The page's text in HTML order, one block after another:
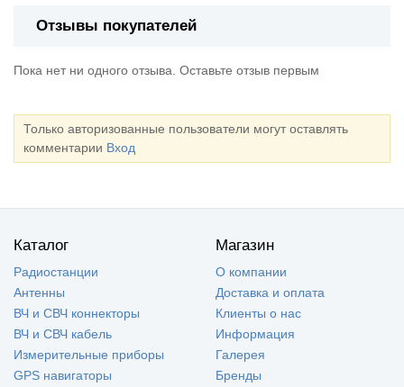
Отзывы покупателей
Пока нет ни одного отзыва. Оставьте отзыв первым
Только авторизованные пользователи могут оставлять
комментарии Вход
Каталог
Радиостанции
Антенны
ВЧ и СВЧ коннекторы
ВЧ и СВЧ кабель
Измерительные приборы
GPS навигаторы
Магазин
О компании
Доставка и оплата
Клиенты о нас
Информация
Галерея
Бренды